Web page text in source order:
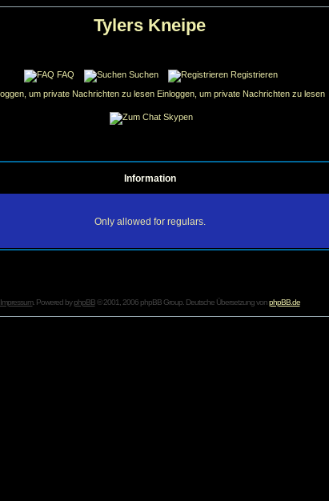
Tylers Kneipe
FAQ Suchen
Registrieren
Einloggen, um private Nachrichten zu lesen
Skypen
Information
Only allowed for regulars.
Impressum. Powered byphpBB© 2001, 2006 phpBB Group. Deutsche Übersetzung vonphpBB.de